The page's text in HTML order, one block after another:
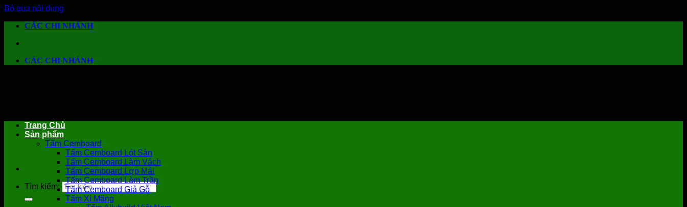
Bỏ qua nội dung
CÁC CHI NHÁNH
CÁC CHI NHÁNH
Tìm kiếm:
Trang Chủ
Sản phẩm
Tấm Cemboard
Tấm Cemboard Lót Sàn
Tấm Cemboard Làm Vách
Tấm Cemboard Lợp Mái
Tấm Cemboard Làm Trần
Tấm Cemboard Giả Gỗ
Tấm Xi Măng